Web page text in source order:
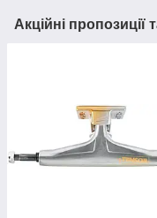
Акційні пропозиції